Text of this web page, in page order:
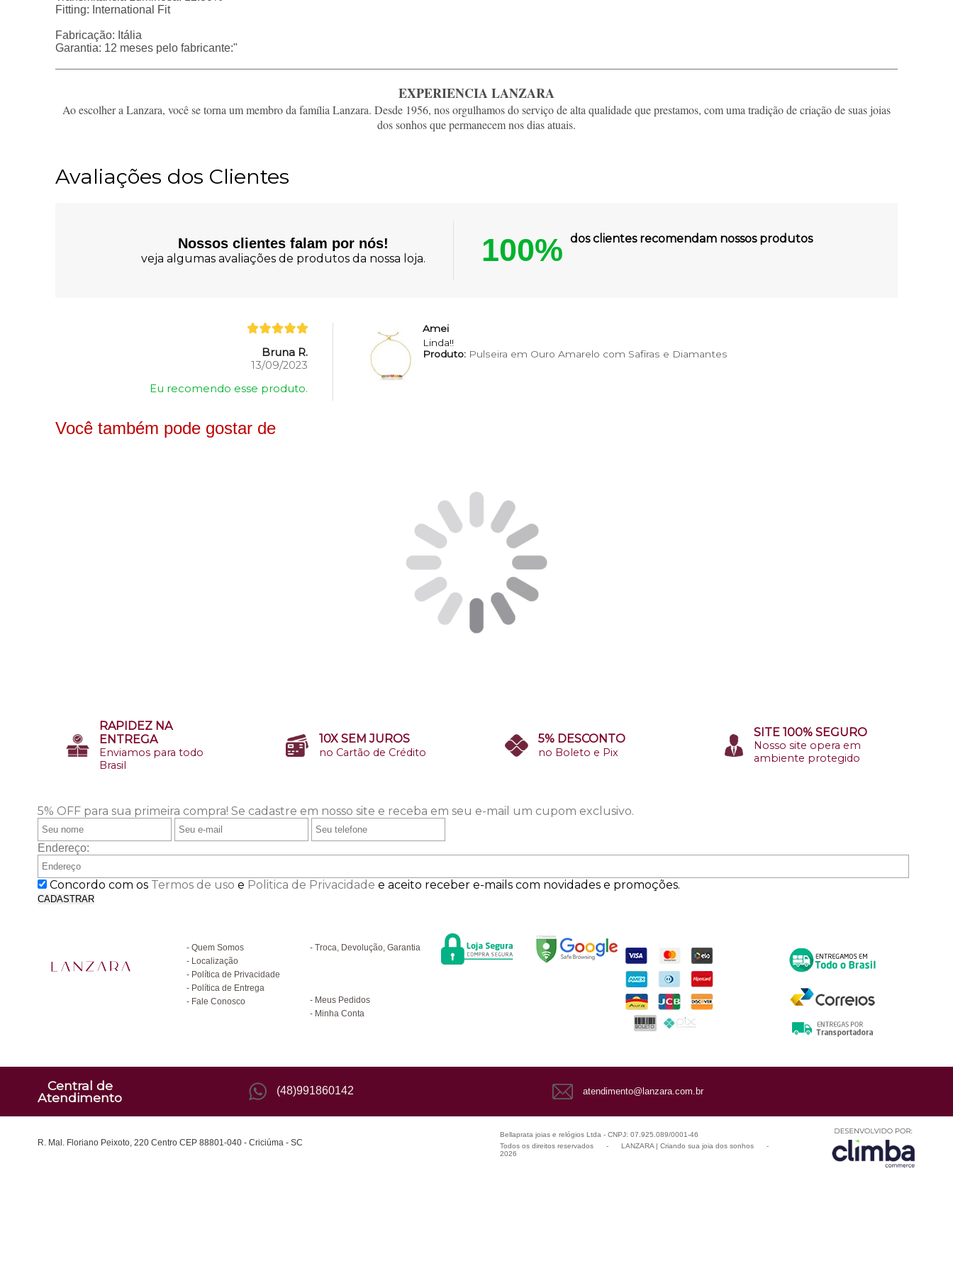
Fitting: International Fit
Fabricação: Itália
Garantia: 12 meses pelo fabricante:"
EXPERIENCIA LANZARA
Ao escolher a Lanzara, você se torna um membro da família Lanzara. Desde 1956, nos orgulhamos do serviço de alta qualidade que prestamos, com uma tradição de criação de suas joias
dos sonhos que permanecem nos dias atuais.
Avaliações dos Clientes
Nossos clientes falam por nós!
veja algumas avaliações de produtos da nossa loja. 100% dos clientes recomendam nossos produtos
Bruna R.
13/09/2023
Eu recomendo esse produto.
Amei
Linda!!
Produto:Pulseira em Ouro Amarelo com Safiras e Diamantes
Você também pode gostar de
RAPIDEZ NA
ENTREGA
Enviamos para todo
Brasil
10X SEM JUROS
no Cartão de Crédito
5% DESCONTO
no Boleto e Pix
SITE 100% SEGURO
Nosso site opera em
ambiente protegido
5% OFF para sua primeira compra! Se cadastre em nosso site e receba em seu e-mail um cupom exclusivo.
Endereço:
Concordo com os Termos de uso e Politica de Privacidade e aceito receber e-mails com novidades e promoções.
CADASTRAR
Quem Somos
Localização
Política de Privacidade
Política de Entrega
Fale Conosco
Troca, Devolução, Garantia
Meus Pedidos
Minha Conta
Central de
Atendimento
(48)991860142 atendimento@lanzara.com.br
R. Mal. Floriano Peixoto, 220 Centro CEP 88801-040 - Criciúma - SC
Bellaprata joias e relógios Ltda - CNPJ: 07.925.089/0001-46
Todos os direitos reservados
- LANZARA | Criando sua joia dos sonhos
-
2026